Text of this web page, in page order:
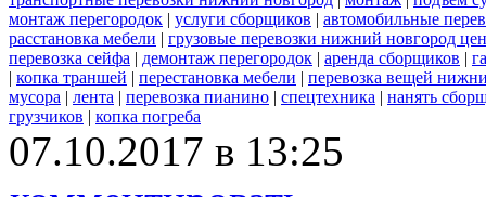
монтаж перегородок | услуги сборщиков | автомобильные
расстановка мебели | грузовые перевозки нижний новгород
перевозка сейфа | демонтаж перегородок | аренда сборщиков |
| копка траншей | перестановка мебели | перевозка вещей
мусора | лента | перевозка пианино | спецтехника | нанять
грузчиков | копка погреба
07.10.2017 в 13:25